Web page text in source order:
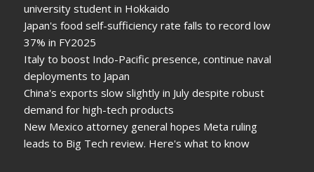
university student in Hokkaido
Japan's food self-sufficiency rate falls to record low
37% in FY2025
Italy to boost Indo-Pacific presence, continue naval
deployments to Japan
China's exports slow slightly in July despite robust
demand for high-tech products
New Mexico attorney general hopes Meta ruling
leads to Big Tech review. Here's what to know